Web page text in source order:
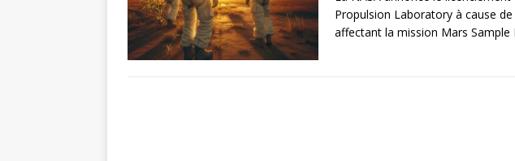
Propulsion Laboratory à cause
affectant la mission Mars Sample